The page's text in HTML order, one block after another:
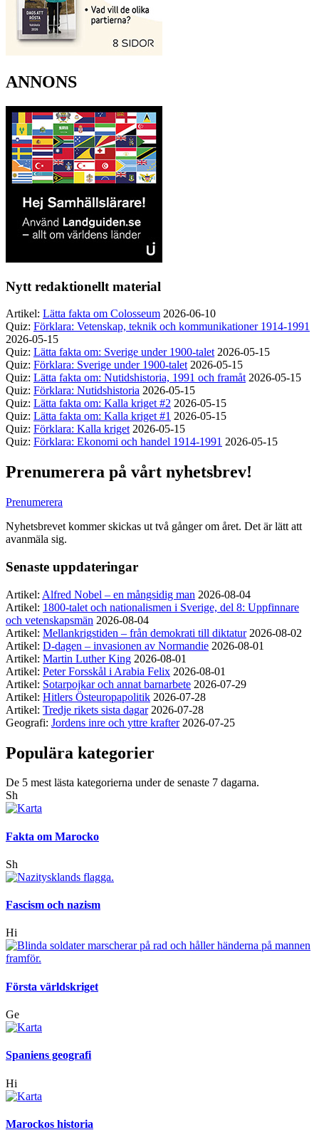
ANNONS
Nytt redaktionellt material
Artikel: Lätta fakta om Colosseum 2026-06-10
Quiz: Förklara: Vetenskap, teknik och kommunikationer 1914-1991
2026-05-15
Quiz: Lätta fakta om: Sverige under 1900-talet 2026-05-15
Quiz: Förklara: Sverige under 1900-talet 2026-05-15
Quiz: Lätta fakta om: Nutidshistoria, 1991 och framåt 2026-05-15
Quiz: Förklara: Nutidshistoria 2026-05-15
Quiz: Lätta fakta om: Kalla kriget #2 2026-05-15
Quiz: Lätta fakta om: Kalla kriget #1 2026-05-15
Quiz: Förklara: Kalla kriget 2026-05-15
Quiz: Förklara: Ekonomi och handel 1914-1991 2026-05-15
Prenumerera på vårt nyhetsbrev!
Prenumerera
Nyhetsbrevet kommer skickas ut två gånger om året. Det är lätt att
avanmäla sig.
Senaste uppdateringar
Artikel: Alfred Nobel – en mångsidig man 2026-08-04
Artikel: 1800-talet och nationalismen i Sverige, del 8: Uppfinnare
och vetenskapsmän 2026-08-04
Artikel: Mellankrigstiden – från demokrati till diktatur 2026-08-02
Artikel: D-dagen – invasionen av Normandie 2026-08-01
Artikel: Martin Luther King 2026-08-01
Artikel: Peter Forsskål i Arabia Felix 2026-08-01
Artikel: Sotarpojkar och annat barnarbete 2026-07-29
Artikel: Hitlers Östeuropapolitik 2026-07-28
Artikel: Tredje rikets sista dagar 2026-07-28
Geografi: Jordens inre och yttre krafter 2026-07-25
Populära kategorier
De 5 mest lästa kategorierna under de senaste 7 dagarna.
Sh
Fakta om Marocko
Sh
Fascism och nazism
Hi
Första världskriget
Ge
Spaniens geografi
Hi
Marockos historia